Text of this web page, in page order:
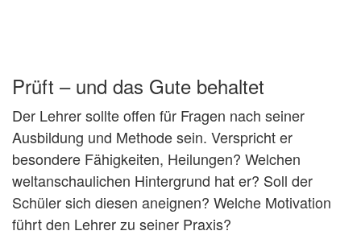
Prüft – und das Gute behaltet
Der Lehrer sollte offen für Fragen nach seiner
Ausbildung und Methode sein. Verspricht er
besondere Fähigkeiten, Heilungen? Welchen
weltanschaulichen Hintergrund hat er? Soll der
Schüler sich diesen aneignen? Welche Motivation
führt den Lehrer zu seiner Praxis?